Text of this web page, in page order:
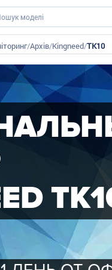
/Архів/Kingneed/TK10